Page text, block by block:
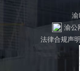
渝
法律合规声明